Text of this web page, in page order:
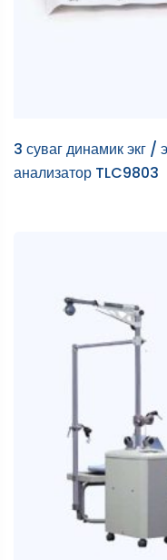
3 суваг динамик экг /
анализатор TLC9803